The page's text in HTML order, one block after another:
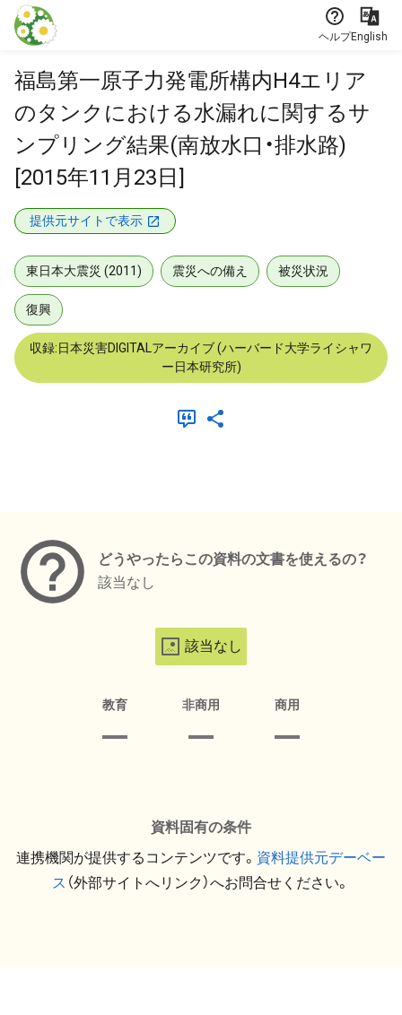
本文に飛ぶ
ヘルプEnglish
福島第一原子力発電所構内H4エリア
のタンクにおける水漏れに関するサ
ンプリング結果(南放水口・排水路)
[2015年11月23日]
提供元サイトで表示
東日本大震災 (2011) 震災への備え 被災状況
復興
収録:日本災害DIGITALアーカイブ (ハーバード大学ライシャワ
ー日本研究所)
どうやったらこの資料の文書を使えるの？
該当なし
該当なし
教育 非商用 商用
資料固有の条件
連携機関が提供するコンテンツです。 資料提供元デーベー
ス （外部サイトへリンク）へお問合せください。